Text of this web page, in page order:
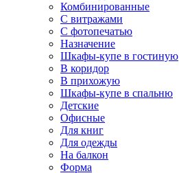
Комбинированные
С витражами
С фотопечатью
Назначение
Шкафы-купе в гостиную
В коридор
В прихожую
Шкафы-купе в спальню
Детские
Офисные
Для книг
Для одежды
На балкон
Форма